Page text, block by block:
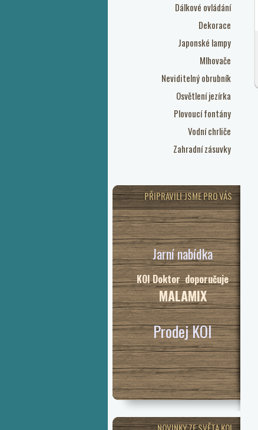
Dálkové ovládání
Dekorace
Japonské lampy
Mlhovače
Neviditelný obrubník
Osvětlení jezírka
Plovoucí fontány
Vodní chrliče
Zahradní zásuvky
PŘIPRAVILI JSME PRO VÁS
Jarní nabídka
KOI Doktor doporučuje
MALAMIX
Prodej KOI